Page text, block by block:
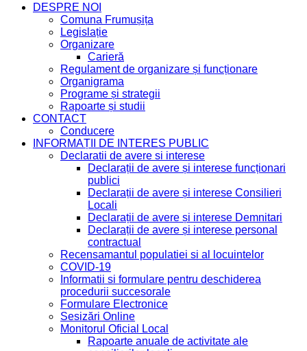
DESPRE NOI
Comuna Frumușița
Legislație
Organizare
Carieră
Regulament de organizare și funcționare
Organigrama
Programe și strategii
Rapoarte și studii
CONTACT
Conducere
INFORMAȚII DE INTERES PUBLIC
Declaratii de avere si interese
Declarații de avere și interese funcționari
publici
Declarații de avere și interese Consilieri
Locali
Declarații de avere și interese Demnitari
Declarații de avere și interese personal
contractual
Recensamantul populatiei si al locuintelor
COVID-19
Informatii si formulare pentru deschiderea
procedurii succesorale
Formulare Electronice
Sesizări Online
Monitorul Oficial Local
Rapoarte anuale de activitate ale